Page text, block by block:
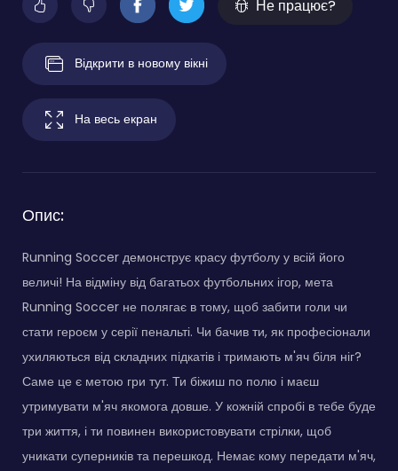
Не працює?
Відкрити в новому вікні
На весь екран
Опис:
Running Soccer демонструє красу футболу у всій його
величі! На відміну від багатьох футбольних ігор, мета
Running Soccer не полягає в тому, щоб забити голи чи
стати героєм у серії пенальті. Чи бачив ти, як професіонали
ухиляються від складних підкатів і тримають м'яч біля ніг?
Саме це є метою гри тут. Ти біжиш по полю і маєш
утримувати м'яч якомога довше. У кожній спробі в тебе буде
три життя, і ти повинен використовувати стрілки, щоб
уникати суперників та перешкод. Немає кому передати м'яч,